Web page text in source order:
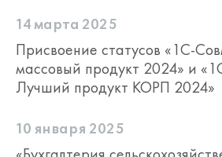
14 марта 2025
Присвоение статусов «1С-
массовый продукт 2024» и
Лучший продукт КОРП 2024»
10 января 2025